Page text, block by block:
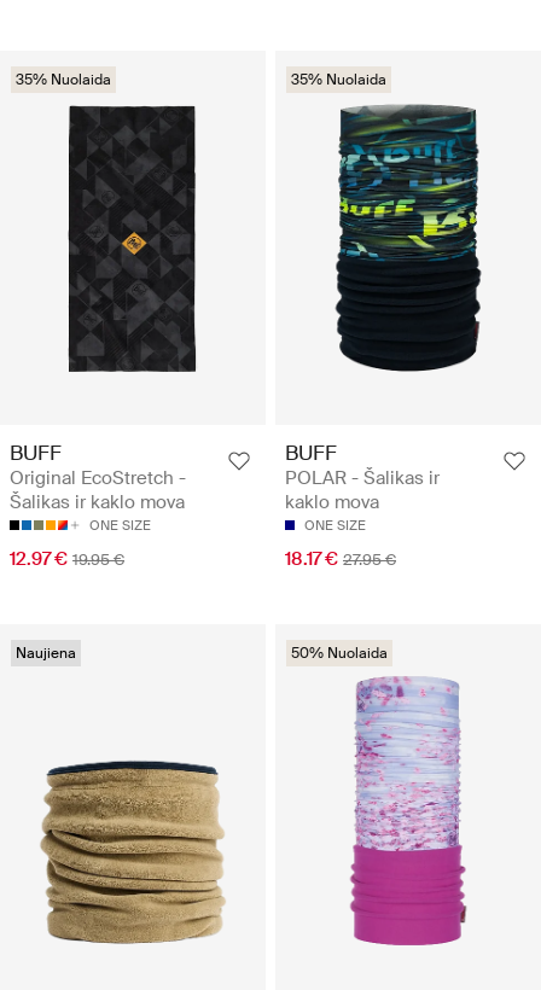
35% Nuolaida
BUFF
Original EcoStretch -
Šalikas ir kaklo mova
ONE SIZE
12.97 € 19.95 €
35% Nuolaida
BUFF
POLAR - Šalikas ir
kaklo mova
ONE SIZE
18.17 € 27.95 €
Naujiena 50% Nuolaida